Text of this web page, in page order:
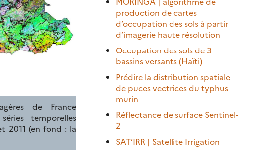
de France
temporelles
2011 (en fond : la
production de cartes
d’occupation des sols à partir
d’imagerie haute résolution
Occupation des sols de 3
bassins versants (Haïti)
Prédire la distribution spatiale
de puces vectrices du typhus
murin
Réflectance de surface Sentinel-
2
SAT’IRR | Satellite Irrigation